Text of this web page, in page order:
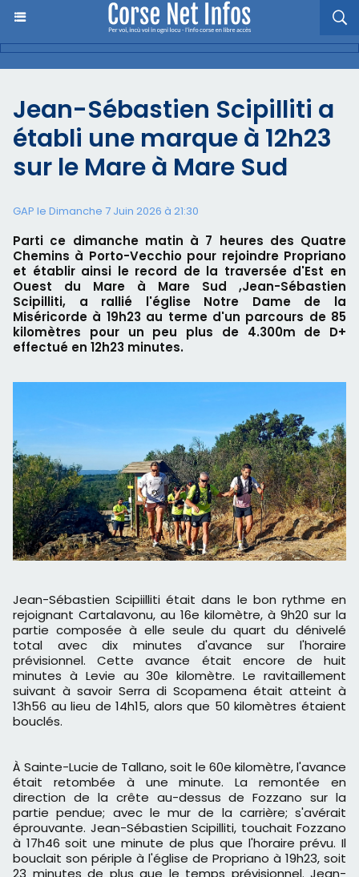
Jean-Sébastien Scipilliti a
établi une marque à 12h23
sur le Mare à Mare Sud
GAP le Dimanche 7 Juin 2026 à 21:30
Parti ce dimanche matin à 7 heures des Quatre
Chemins à Porto-Vecchio pour rejoindre Propriano
et établir ainsi le record de la traversée d'Est en
Ouest du Mare à Mare Sud ,Jean-Sébastien
Scipilliti, a rallié l'église Notre Dame de la
Miséricorde à 19h23 au terme d'un parcours de 85
kilomètres pour un peu plus de 4.300m de D+
effectué en 12h23 minutes.
Jean-Sébastien Scipiilliti était dans le bon rythme en
rejoignant Cartalavonu, au 16e kilomètre, à 9h20 sur la
partie composée à elle seule du quart du dénivelé
total avec dix minutes d'avance sur l'horaire
prévisionnel. Cette avance était encore de huit
minutes à Levie au 30e kilomètre. Le ravitaillement
suivant à savoir Serra di Scopamena était atteint à
13h56 au lieu de 14h15, alors que 50 kilomètres étaient
bouclés.
À Sainte-Lucie de Tallano, soit le 60e kilomètre, l'avance
était retombée à une minute. La remontée en
direction de la crête au-dessus de Fozzano sur la
partie pendue; avec le mur de la carrière; s'avérait
éprouvante. Jean-Sébastien Scipilliti, touchait Fozzano
à 17h46 soit une minute de plus que l'horaire prévu. Il
bouclait son périple à l'église de Propriano à 19h23, soit
23 minutes de plus que le temps prévisionnel. Jean-